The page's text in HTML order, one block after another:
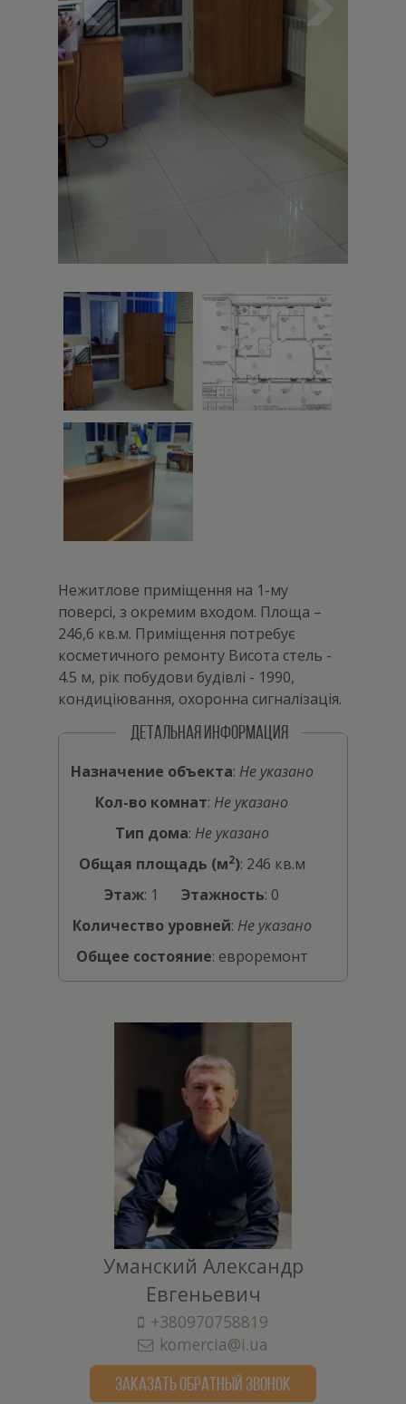
Нежитлове приміщення на 1-му
поверсі, з окремим входом. Площа –
246,6 кв.м. Приміщення потребує
косметичного ремонту Висота стель -
4.5 м, рік побудови будівлі - 1990,
кондиціювання, охоронна сигналізація.
ДЕТАЛЬНАЯ ИНФОРМАЦИЯ
Назначение объекта: Не указано
Кол-во комнат: Не указано
Тип дома: Не указано
Общая площадь (м2): 246 кв.м
Этаж: 1 Этажность: 0
Количество уровней: Не указано
Общее состояние: евроремонт
Уманский Александр
Евгеньевич
+380970758819
komercia@i.ua
ЗАКАЗАТЬ ОБРАТНЫЙ ЗВОНОК